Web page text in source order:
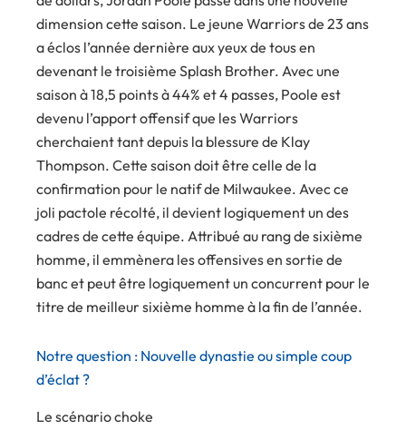
dimension cette saison. Le jeune Warriors de 23 ans
a éclos l’année dernière aux yeux de tous en
devenant le troisième Splash Brother. Avec une
saison à 18,5 points à 44% et 4 passes, Poole est
devenu l’apport offensif que les Warriors
cherchaient tant depuis la blessure de Klay
Thompson. Cette saison doit être celle de la
confirmation pour le natif de Milwaukee. Avec ce
joli pactole récolté, il devient logiquement un des
cadres de cette équipe. Attribué au rang de sixième
homme, il emmènera les offensives en sortie de
banc et peut être logiquement un concurrent pour le
titre de meilleur sixième homme à la fin de l’année.
Notre question : Nouvelle dynastie ou simple coup
d’éclat ?
Le scénario choke